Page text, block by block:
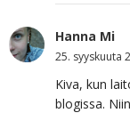
Hanna Mi
25. syyskuuta
Kiva, kun
blogissa.